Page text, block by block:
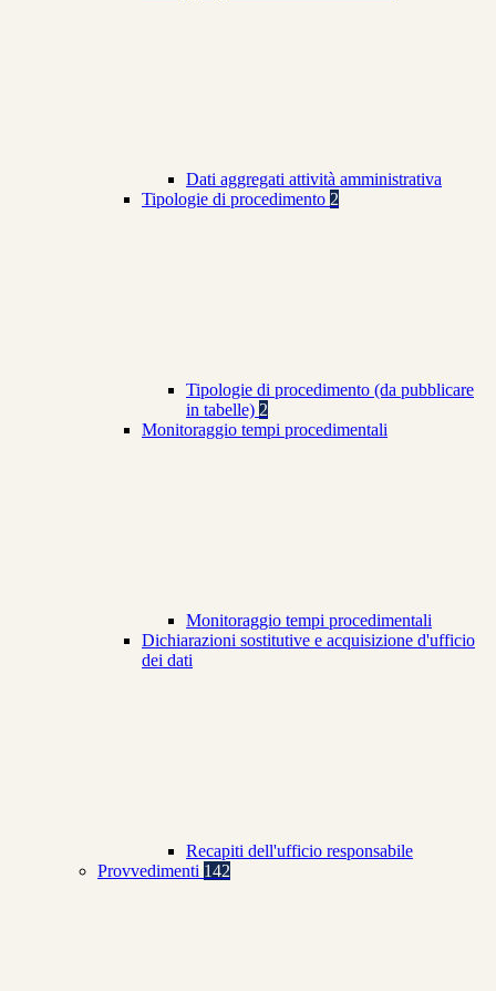
Dati aggregati attività amministrativa
Tipologie di procedimento 2
Tipologie di procedimento (da pubblicare
in tabelle) 2
Monitoraggio tempi procedimentali
Monitoraggio tempi procedimentali
Dichiarazioni sostitutive e acquisizione d'ufficio
dei dati
Recapiti dell'ufficio responsabile
Provvedimenti 142